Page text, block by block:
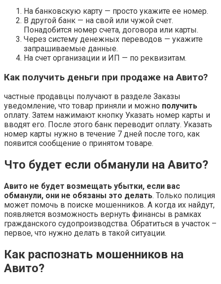
На банковскую карту — просто укажите ее номер.
В другой банк — на свой или чужой счет.
Понадобится номер счета, договора или карты.
Через систему денежных переводов — укажите
запрашиваемые данные.
На счет организации и ИП — по реквизитам.
Как получить деньги при продаже на Авито?
частные продавцы получают в разделе Заказы
уведомление, что товар приняли и можно получить
оплату. Затем нажимают кнопку Указать номер карты и
вводят его. После этого банк переводит оплату. Указать
номер карты нужно в течение 7 дней после того, как
появится сообщение о принятом товаре.
Что будет если обманули на Авито?
Авито не будет возмещать убытки, если вас
обманули, они не обязаны это делать. Только полиция
может помочь в поиске мошенников. А когда их найдут,
появляется возможность вернуть финансы в рамках
гражданского судопроизводства. Обратиться в участок –
первое, что нужно делать в такой ситуации.
Как распознать мошенников на
Авито?